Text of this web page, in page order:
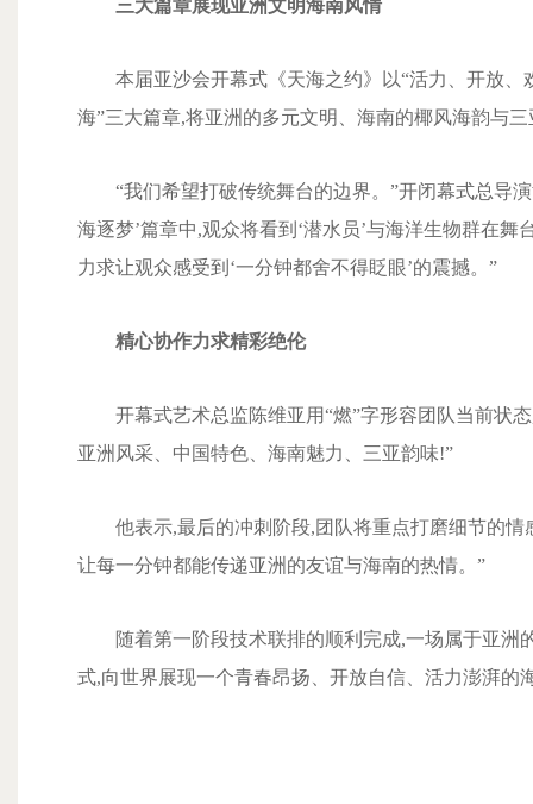
三大篇章展现亚洲文明海南风情
本届亚沙会开幕式《天海之约》以“活力、开放
海”三大篇章,将亚洲的多元文明、海南的椰风海韵与
“我们希望打破传统舞台的边界。”开闭幕式总导
海逐梦’篇章中,观众将看到‘潜水员’与海洋生物群在
力求让观众感受到‘一分钟都舍不得眨眼’的震撼。”
精心协作力求精彩绝伦
开幕式艺术总监陈维亚用“燃”字形容团队当前状
亚洲风采、中国特色、海南魅力、三亚韵味!”
他表示,最后的冲刺阶段,团队将重点打磨细节的情
让每一分钟都能传递亚洲的友谊与海南的热情。”
随着第一阶段技术联排的顺利完成,一场属于亚洲
式,向世界展现一个青春昂扬、开放自信、活力澎湃的